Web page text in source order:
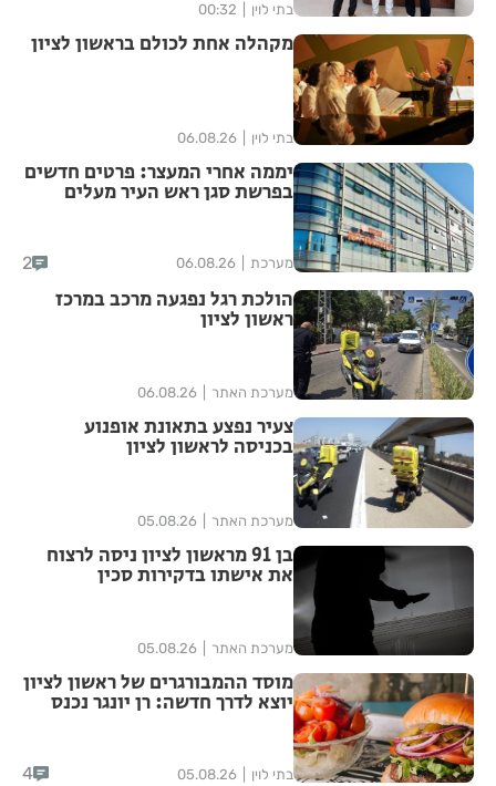
בתי לוין 00:32
מקהלה אחת לכולם בראשון לציון
בתי לוין 06.08.26
יממה אחרי המעצר: פרטים חדשים
בפרשת סגן ראש העיר מעלים
מערכת 06.08.26
2
הולכת רגל נפגעה מרכב במרכז
ראשון לציון
מערכת האתר 06.08.26
צעיר נפצע בתאונת אופנוע
בכניסה לראשון לציון
מערכת האתר 05.08.26
בן 91 מראשון לציון ניסה לרצוח
את אישתו בדקירות סכין
מערכת האתר 05.08.26
מוסד ההמבורגרים של ראשון לציון
יוצא לדרך חדשה: רן יונגר נכנס
בתי לוין 05.08.26
4